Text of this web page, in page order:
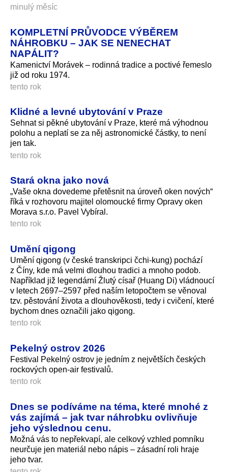
minulý měsíc
KOMPLETNÍ PRŮVODCE VÝBĚREM
NÁHROBKU – JAK SE NENECHAT
NAPÁLIT?
Kamenictví Morávek – rodinná tradice a poctivé řemeslo
již od roku 1974.
tento rok
Klidné a levné ubytování v Praze
Sehnat si pěkné ubytování v Praze, které má výhodnou
polohu a neplatí se za něj astronomické částky, to není
jen tak.
tento rok
Stará okna jako nová
„Vaše okna dovedeme přetěsnit na úroveň oken nových“
říká v rozhovoru majitel olomoucké firmy Opravy oken
Morava s.r.o. Pavel Vybíral.
tento rok
Umění qigong
Umění qigong (v české transkripci čchi-kung) pochází
z Číny, kde má velmi dlouhou tradici a mnoho podob.
Například již legendární Žlutý císař (Huang Di) vládnoucí
v letech 2697–2597 před naším letopočtem se věnoval
tzv. pěstování života a dlouhověkosti, tedy i cvičení, které
bychom dnes označili jako qigong.
tento rok
Pekelný ostrov 2026
Festival Pekelný ostrov je jedním z největších českých
rockových open-air festivalů.
tento rok
Dnes se podíváme na téma, které mnohé z
vás zajímá – jak tvar náhrobku ovlivňuje
jeho výslednou cenu.
Možná vás to nepřekvapí, ale celkový vzhled pomníku
neurčuje jen materiál nebo nápis – zásadní roli hraje
jeho tvar.